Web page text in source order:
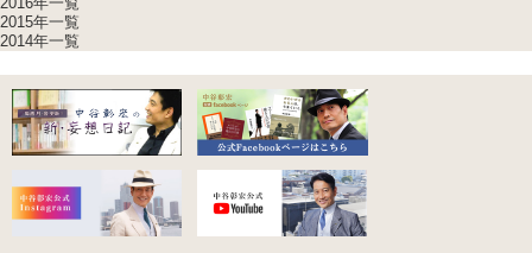
2015年一覧
2014年一覧